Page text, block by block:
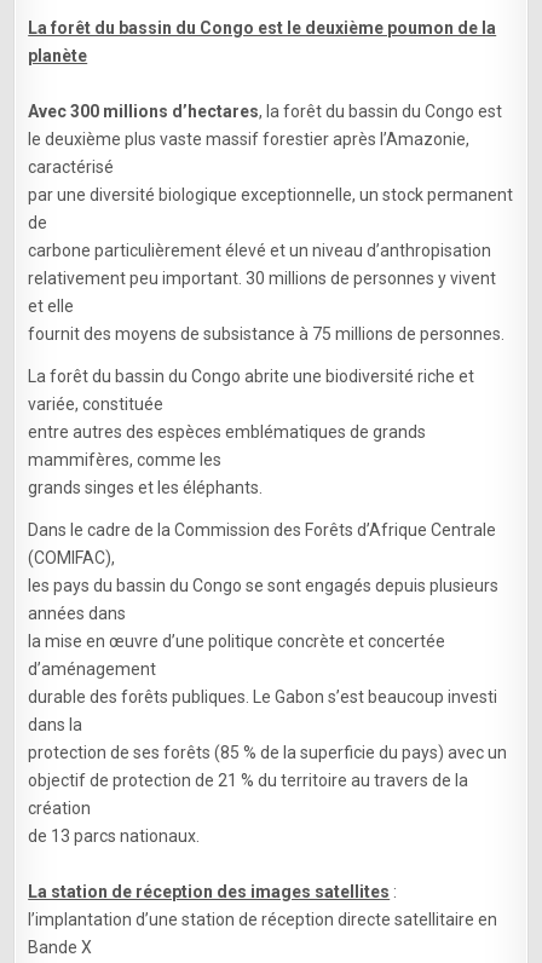
La forêt du bassin du Congo est le deuxième poumon de la
planète
Avec 300 millions d’hectares, la forêt du bassin du Congo est
le deuxième plus vaste massif forestier après l’Amazonie,
caractérisé
par une diversité biologique exceptionnelle, un stock permanent
de
carbone particulièrement élevé et un niveau d’anthropisation
relativement peu important. 30 millions de personnes y vivent
et elle
fournit des moyens de subsistance à 75 millions de personnes.
La forêt du bassin du Congo abrite une biodiversité riche et
variée, constituée
entre autres des espèces emblématiques de grands
mammifères, comme les
grands singes et les éléphants.
Dans le cadre de la Commission des Forêts d’Afrique Centrale
(COMIFAC),
les pays du bassin du Congo se sont engagés depuis plusieurs
années dans
la mise en œuvre d’une politique concrète et concertée
d’aménagement
durable des forêts publiques. Le Gabon s’est beaucoup investi
dans la
protection de ses forêts (85 % de la superficie du pays) avec un
objectif de protection de 21 % du territoire au travers de la
création
de 13 parcs nationaux.
La station de réception des images satellites :
l’implantation d’une station de réception directe satellitaire en
Bande X